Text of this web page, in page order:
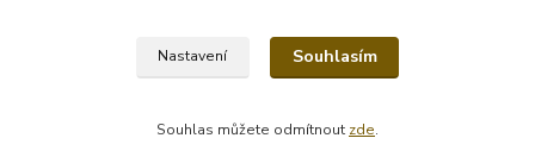
Nastavení Souhlasím
Souhlas můžete odmítnout zde.